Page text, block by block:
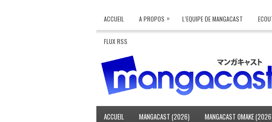
ACCUEIL A PROPOS » L’EQUIPE DE MANGACAST
FLUX RSS
ACCUEIL MANGACAST (2026) MANGACAST OMAKE